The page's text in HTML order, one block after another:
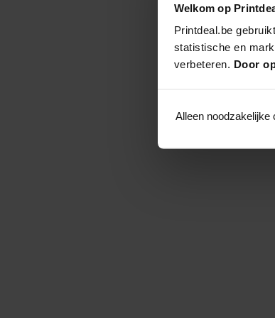
Welkom op
Printdeal.be
statistische en
verbeteren. Door
Alleen noodzakelijke